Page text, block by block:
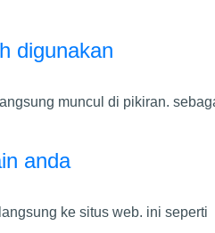
digunakan
muncul di pikiran.
anda
ke situs web. ini seperti